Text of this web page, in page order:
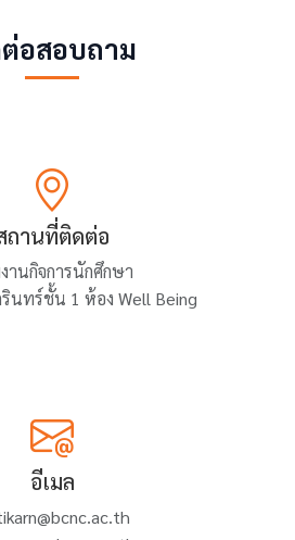
อสอบถาม
ถานที่ติดต่อ
านกิจการนักศึกษา
นทร์ชั้น 1 ห้อง Well Being
อีเมล